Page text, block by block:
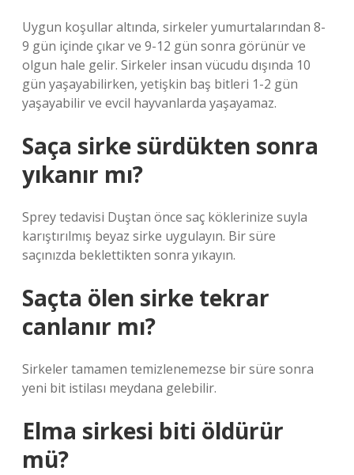
Uygun koşullar altında, sirkeler yumurtalarından 8-
9 gün içinde çıkar ve 9-12 gün sonra görünür ve
olgun hale gelir. Sirkeler insan vücudu dışında 10
gün yaşayabilirken, yetişkin baş bitleri 1-2 gün
yaşayabilir ve evcil hayvanlarda yaşayamaz.
Saça sirke sürdükten sonra
yıkanır mı?
Sprey tedavisi Duştan önce saç köklerinize suyla
karıştırılmış beyaz sirke uygulayın. Bir süre
saçınızda beklettikten sonra yıkayın.
Saçta ölen sirke tekrar
canlanır mı?
Sirkeler tamamen temizlenemezse bir süre sonra
yeni bit istilası meydana gelebilir.
Elma sirkesi biti öldürür
mü?